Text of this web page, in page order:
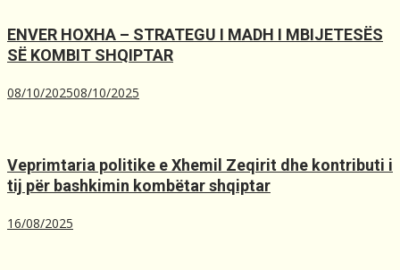
ENVER HOXHA – STRATEGU I MADH I MBIJETESËS
SË KOMBIT SHQIPTAR
08/10/202508/10/2025
Veprimtaria politike e Xhemil Zeqirit dhe kontributi i
tij për bashkimin kombëtar shqiptar
16/08/2025